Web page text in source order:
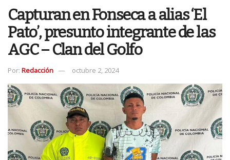
Capturan en Fonseca a alias ‘El
Pato’, presunto integrante de las
AGC – Clan del Golfo
Por: Redacción octubre 2, 2024